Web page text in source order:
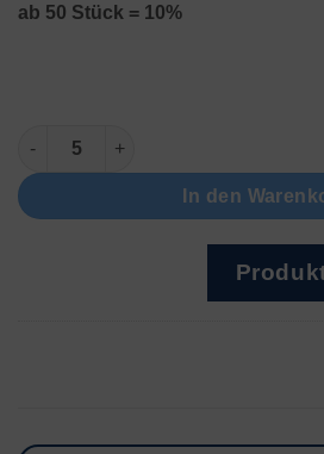
ab 50 Stück = 10%
CR 1620 Menge
In den